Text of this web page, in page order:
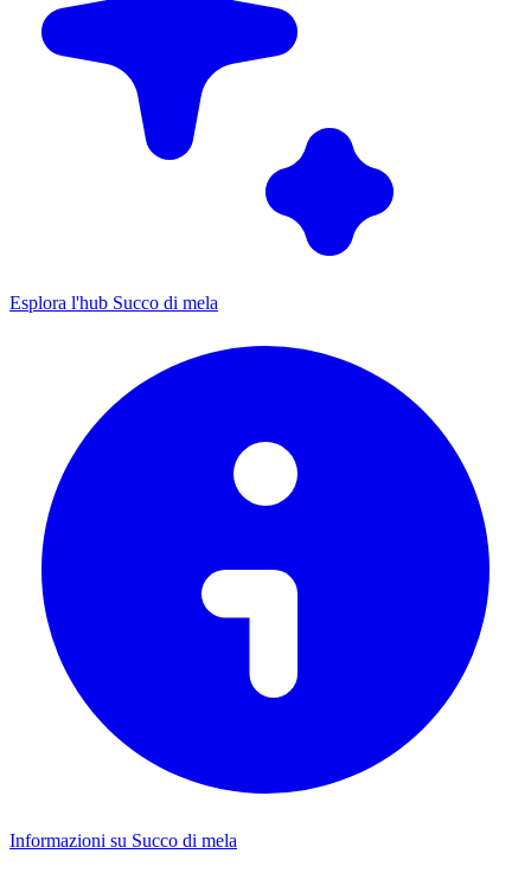
Esplora l'hub Succo di mela
Informazioni su Succo di mela